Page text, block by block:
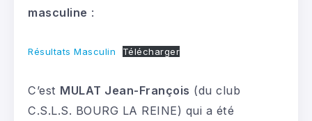
masculine :
Résultats Masculin Télécharger
C’est MULAT Jean-François (du club
C.S.L.S. BOURG LA REINE) qui a été